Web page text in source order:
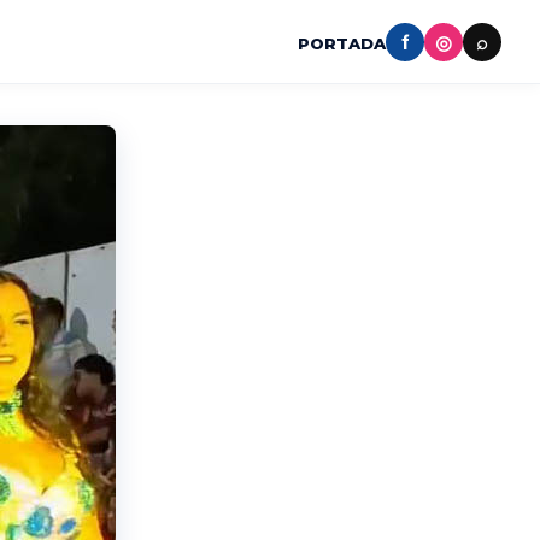
PORTADA f ◎ ⌕